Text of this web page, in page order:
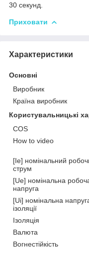
30 секунд.
Приховати
Характеристики
Основні
Виробник
Країна виробник
Користувальницькі
COS
How to video
[Ie] номінальний
струм
[Ue] номінальна
напруга
[Ui] номінальна
ізоляції
Ізоляція
Валюта
Вогнестійкість